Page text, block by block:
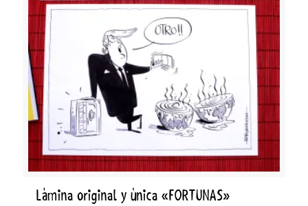
Lámina original y única «FORTUNAS»